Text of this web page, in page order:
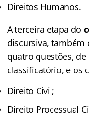
Direitos Humanos.
A terceira etapa do
discursiva, também
quatro questões,
classificatório, e os
Direito Civil;
Direito Processual